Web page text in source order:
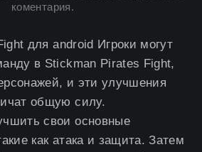
коментария.
для android Игроки могут
в Stickman Pirates Fight,
и эти улучшения
общую силу.
свои основные
как атака и защита. Затем